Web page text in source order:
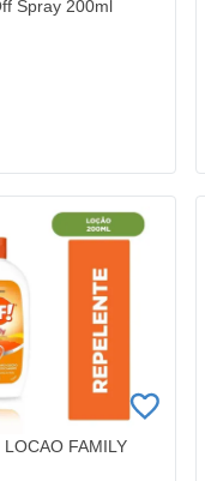
Spray 200ml
FAMILY